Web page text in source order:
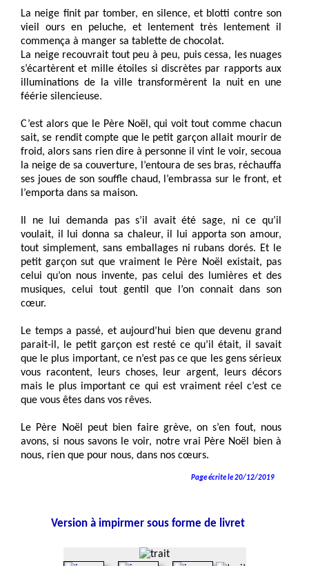
La neige finit par tomber, en silence, et blotti contre son
vieil ours en peluche, et lentement très lentement il
commença à manger sa tablette de chocolat.
La neige recouvrait tout peu à peu, puis cessa, les nuages
s’écartèrent et mille étoiles si discrètes par rapports aux
illuminations de la ville transformèrent la nuit en une
féérie silencieuse.
C’est alors que le Père Noël, qui voit tout comme chacun
sait, se rendit compte que le petit garçon allait mourir de
froid, alors sans rien dire à personne il vint le voir, secoua
la neige de sa couverture, l’entoura de ses bras, réchauffa
ses joues de son souffle chaud, l’embrassa sur le front, et
l’emporta dans sa maison.
Il ne lui demanda pas s’il avait été sage, ni ce qu’il
voulait, il lui donna sa chaleur, il lui apporta son amour,
tout simplement, sans emballages ni rubans dorés. Et le
petit garçon sut que vraiment le Père Noël existait, pas
celui qu’on nous invente, pas celui des lumières et des
musiques, celui tout gentil que l’on connait dans son
cœur.
Le temps a passé, et aujourd’hui bien que devenu grand
parait-il, le petit garçon est resté ce qu’il était, il savait
que le plus important, ce n’est pas ce que les gens sérieux
vous racontent, leurs choses, leur argent, leurs décors
mais le plus important ce qui est vraiment réel c’est ce
que vous êtes dans vos rêves.
Le Père Noël peut bien faire grève, on s’en fout, nous
avons, si nous savons le voir, notre vrai Père Noël bien à
nous, rien que pour nous, dans nos cœurs.
Page écrite le 20/12/2019
Version à impirmer sous forme de livret